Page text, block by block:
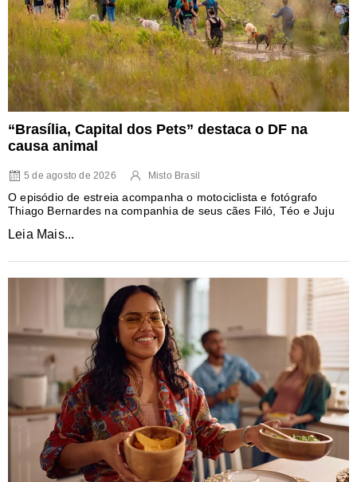
“Brasília, Capital dos Pets” destaca o DF na
causa animal
5 de agosto de 2026 Misto Brasil
O episódio de estreia acompanha o motociclista e fotógrafo
Thiago Bernardes na companhia de seus cães Filó, Téo e Juju
Leia Mais...